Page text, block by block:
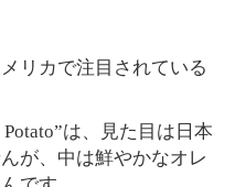
リカで注目されている
は、見た目は日本
が、中は鮮やかなオレ